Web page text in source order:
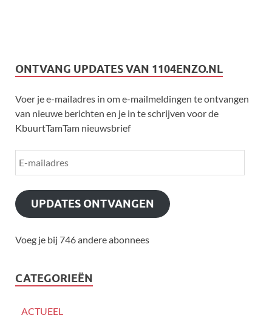
ONTVANG UPDATES VAN 1104ENZO.NL
Voer je e-mailadres in om e-mailmeldingen te ontvangen
van nieuwe berichten en je in te schrijven voor de
KbuurtTamTam nieuwsbrief
UPDATES ONTVANGEN
Voeg je bij 746 andere abonnees
CATEGORIEËN
ACTUEEL